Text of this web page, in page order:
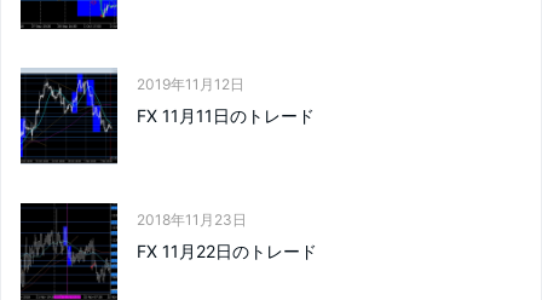
2019年11月12日
FX 11月11日のトレード
2018年11月23日
FX 11月22日のトレード